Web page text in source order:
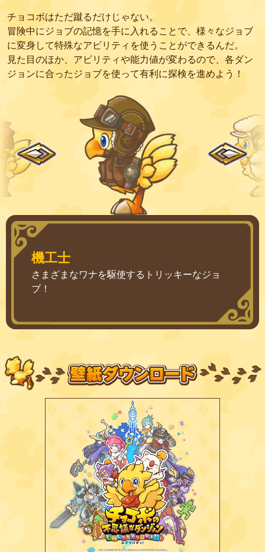
チョコボはただ蹴るだけじゃない。
冒険中にジョブの記憶を手に入れることで、様々なジョブ
に変身して特殊なアビリティを使うことができるんだ。
見た目のほか、アビリティや能力値が変わるので、各ダン
ジョンに合ったジョブを使って有利に探検を進めよう！
機工士
さまざまなワナを駆使するトリッキーなジョ
ブ！